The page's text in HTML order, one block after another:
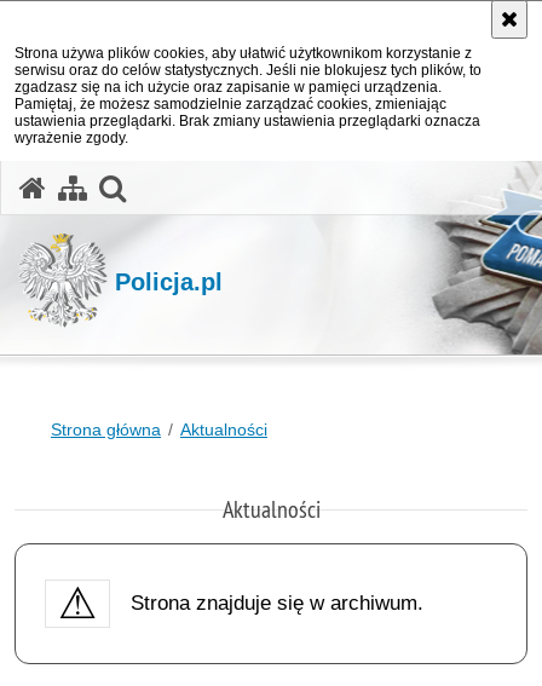
Strona używa plików cookies, aby ułatwić użytkownikom korzystanie z
serwisu oraz do celów statystycznych. Jeśli nie blokujesz tych plików, to
zgadzasz się na ich użycie oraz zapisanie w pamięci urządzenia.
Pamiętaj, że możesz samodzielnie zarządzać cookies, zmieniając
ustawienia przeglądarki. Brak zmiany ustawienia przeglądarki oznacza
wyrażenie zgody.
Policja.pl
Strona główna Aktualności
Aktualności
Strona znajduje się w archiwum.